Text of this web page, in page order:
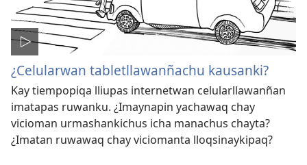
¿Celularwan tabletllawanñachu kausanki?
Kay tiempopiqa lliupas internetwan celularllawanñan
imatapas ruwanku. ¿Imaynapin yachawaq chay
vicioman urmashankichus icha manachus chayta?
¿Imatan ruwawaq chay viciomanta lloqsinaykipaq?